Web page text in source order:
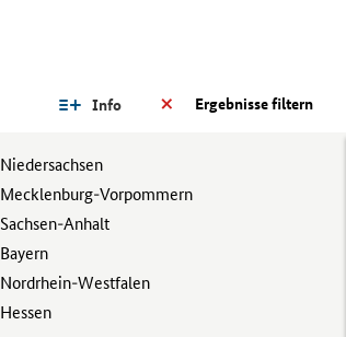
Ergebnisse filtern
Info
Niedersachsen
Mecklenburg-Vorpommern
Sachsen-Anhalt
Bayern
Nordrhein-Westfalen
Hessen